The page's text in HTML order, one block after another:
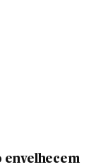
envelhecem